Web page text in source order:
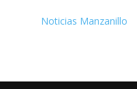
Noticias Manzanillo